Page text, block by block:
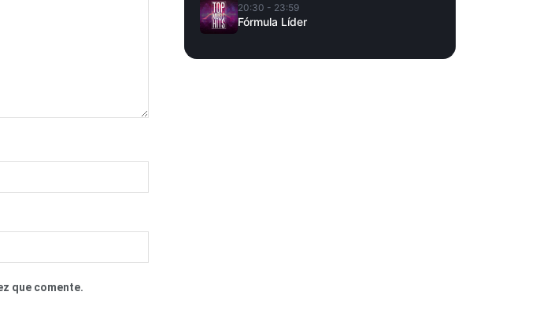
que comente.
20:30 - 23:59
Fórmula Líder